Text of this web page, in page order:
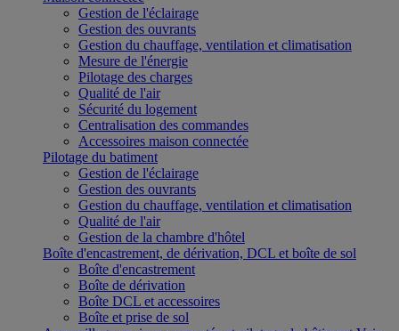
Gestion de l'éclairage
Gestion des ouvrants
Gestion du chauffage, ventilation et climatisation
Mesure de l'énergie
Pilotage des charges
Qualité de l'air
Sécurité du logement
Centralisation des commandes
Accessoires maison connectée
Pilotage du batiment
Gestion de l'éclairage
Gestion des ouvrants
Gestion du chauffage, ventilation et climatisation
Qualité de l'air
Gestion de la chambre d'hôtel
Boîte d'encastrement, de dérivation, DCL et boîte de sol
Boîte d'encastrement
Boîte de dérivation
Boîte DCL et accessoires
Boîte et prise de sol